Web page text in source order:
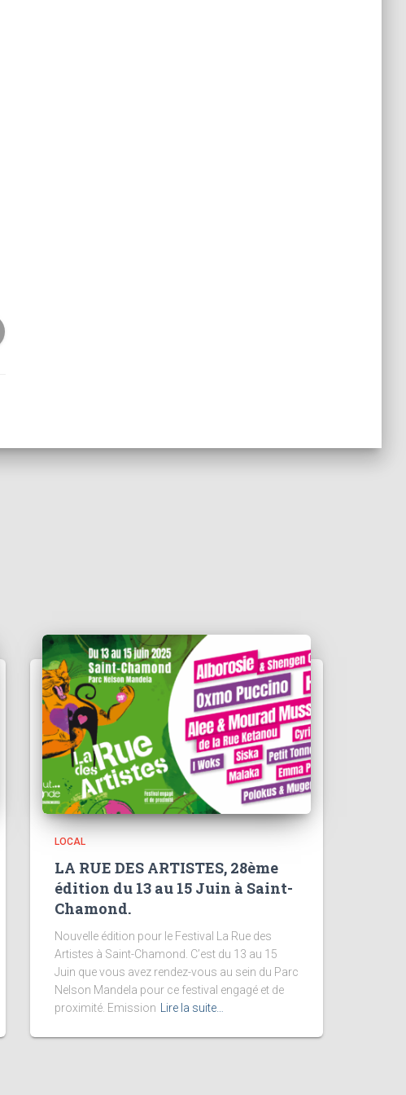
LOCAL
LA RUE DES ARTISTES, 28ème
édition du 13 au 15 Juin à Saint-
Chamond.
Nouvelle édition pour le Festival La Rue des
Artistes à Saint-Chamond. C’est du 13 au 15
Juin que vous avez rendez-vous au sein du Parc
Nelson Mandela pour ce festival engagé et de
proximité. Emission
Lire la suite…